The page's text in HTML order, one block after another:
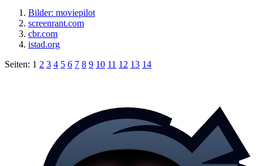
Bilder: moviepilot
screenrant.com
cbr.com
istad.org
Seiten: 1 2 3 4 5 6 7 8 9 10 11 12 13 14